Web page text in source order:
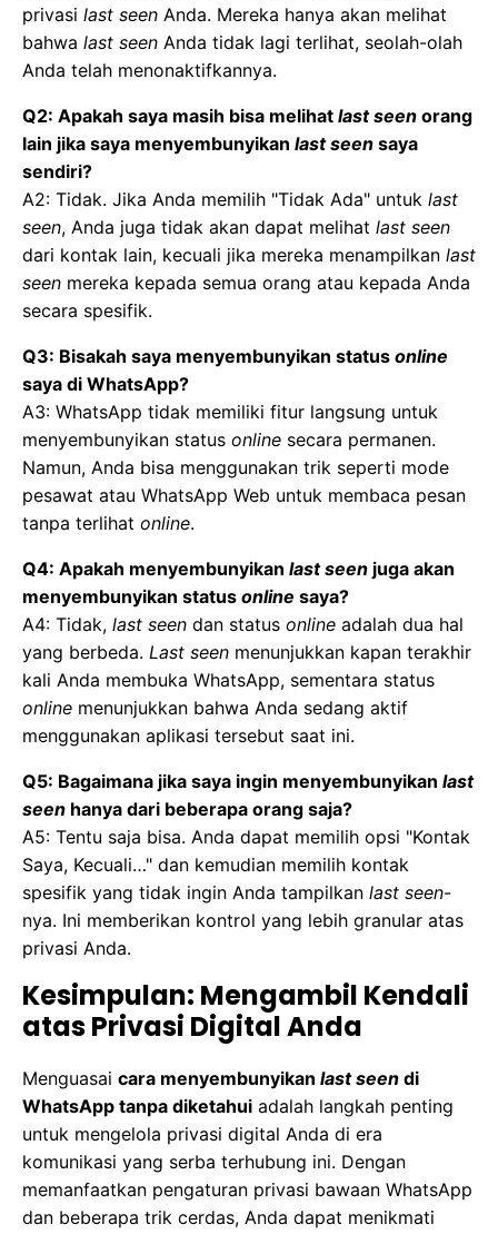
privasi last seen Anda. Mereka hanya akan melihat
bahwa last seen Anda tidak lagi terlihat, seolah-olah
Anda telah menonaktifkannya.
Q2: Apakah saya masih bisa melihat last seen orang
lain jika saya menyembunyikan last seen saya
sendiri?
A2: Tidak. Jika Anda memilih "Tidak Ada" untuk last
seen, Anda juga tidak akan dapat melihat last seen
dari kontak lain, kecuali jika mereka menampilkan last
seen mereka kepada semua orang atau kepada Anda
secara spesifik.
Q3: Bisakah saya menyembunyikan status online
saya di WhatsApp?
A3: WhatsApp tidak memiliki fitur langsung untuk
menyembunyikan status online secara permanen.
Namun, Anda bisa menggunakan trik seperti mode
pesawat atau WhatsApp Web untuk membaca pesan
tanpa terlihat online.
Q4: Apakah menyembunyikan last seen juga akan
menyembunyikan status online saya?
A4: Tidak, last seen dan status online adalah dua hal
yang berbeda. Last seen menunjukkan kapan terakhir
kali Anda membuka WhatsApp, sementara status
online menunjukkan bahwa Anda sedang aktif
menggunakan aplikasi tersebut saat ini.
Q5: Bagaimana jika saya ingin menyembunyikan last
seen hanya dari beberapa orang saja?
A5: Tentu saja bisa. Anda dapat memilih opsi "Kontak
Saya, Kecuali…" dan kemudian memilih kontak
spesifik yang tidak ingin Anda tampilkan last seen-
nya. Ini memberikan kontrol yang lebih granular atas
privasi Anda.
Kesimpulan: Mengambil Kendali
atas Privasi Digital Anda
Menguasai cara menyembunyikan last seen di
WhatsApp tanpa diketahui adalah langkah penting
untuk mengelola privasi digital Anda di era
komunikasi yang serba terhubung ini. Dengan
memanfaatkan pengaturan privasi bawaan WhatsApp
dan beberapa trik cerdas, Anda dapat menikmati